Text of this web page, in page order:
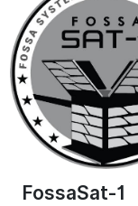
FossaSat-1